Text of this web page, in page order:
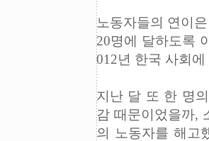
노동자들의 연이
20명에 달하도록
012년 한국 사회
지난 달 또 한 명
감 때문이었을까,
의 노동자를 해고